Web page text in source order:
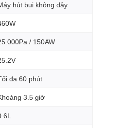
lợi giúp bảo quản và sạc pin gọn gàng
3.7kg và kích thước
hút bụi không dây
/ 150AW
đa 60 phút
3.5 giờ